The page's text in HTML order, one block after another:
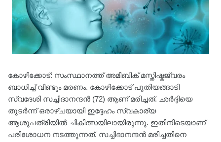
കോഴിക്കോട്: സംസ്ഥാനത്ത് അമീബിക് മസ്തിഷ്കജ്വരം
ബാധിച്ച് വീണ്ടും മരണം. കോഴിക്കോട് പുതിയങ്ങാടി
സ്വദേശി സച്ചിദാനന്ദൻ (72) ആണ് മരിച്ചത്. ഛർദ്ദിയെ
തുടർന്ന് ഒരാഴ്ചയായി ഇദ്ദേഹം സ്വകാര്യ
ആശുപത്രിയിൽ ചികിത്സയിലായിരുന്നു. ഇതിനിടെയാണ്
പരിശോധന നടത്തുന്നത്. സച്ചിദാനന്ദൻ മരിച്ചതിനെ